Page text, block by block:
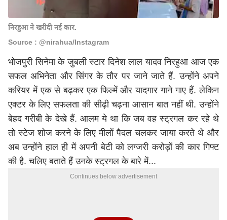
निरहुआ ने खरीदी नई कार.
Source : @nirahua/Instagram
भोजपुरी सिनेमा के जुबली स्टार दिनेश लाल यादव निरहुआ आज एक
सफल अभिनेता और सिंगर के तौर पर जाने जाते हैं. उन्होंने अपने
करियर में एक से बढ़कर एक फिल्में और यादगार गाने गाए हैं. लेकिन
एक्टर के लिए सफलता की सीढ़ी चढ़ना आसान बात नहीं थी. उन्होंने
बेहद गरीबी के देखे हैं. आलम ये था कि जब वह स्ट्रगल कर रहे थे
तो स्टेज शोज करने के लिए मीलों पैदल चलकर जाया करते थे और
अब उन्होंने हाल ही में अपनी बेटी को लग्जरी करोड़ों की कार गिफ्ट
की है. चलिए बताते हैं उनके स्ट्रगल के बारे में...
Continues below advertisement